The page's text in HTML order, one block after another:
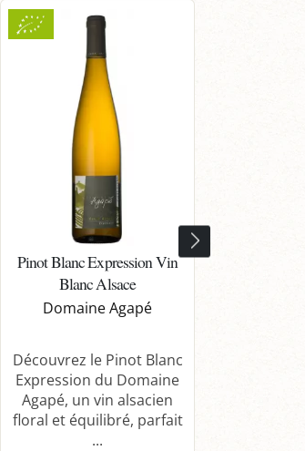
Pinot Blanc Expression Vin
Blanc Alsace
Domaine Agapé
Découvrez le Pinot Blanc
Expression du Domaine
Agapé, un vin alsacien
floral et équilibré, parfait
...